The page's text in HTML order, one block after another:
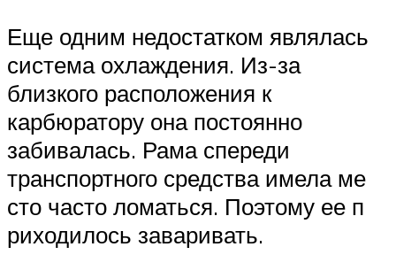
Еще одним недостатком являлась
система охлаждения. Из-за
близкого расположения к
карбюратору она постоянно
забивалась. Рама спереди
транспортного средства имела ме
сто часто ломаться. Поэтому ее п
риходилось заваривать.